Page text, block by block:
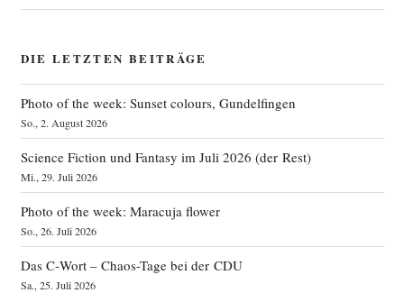
DIE LETZTEN BEITRÄGE
Photo of the week: Sunset colours, Gundelfingen
So., 2. August 2026
Science Fiction und Fantasy im Juli 2026 (der Rest)
Mi., 29. Juli 2026
Photo of the week: Maracuja flower
So., 26. Juli 2026
Das C‑Wort – Chaos-Tage bei der CDU
Sa., 25. Juli 2026